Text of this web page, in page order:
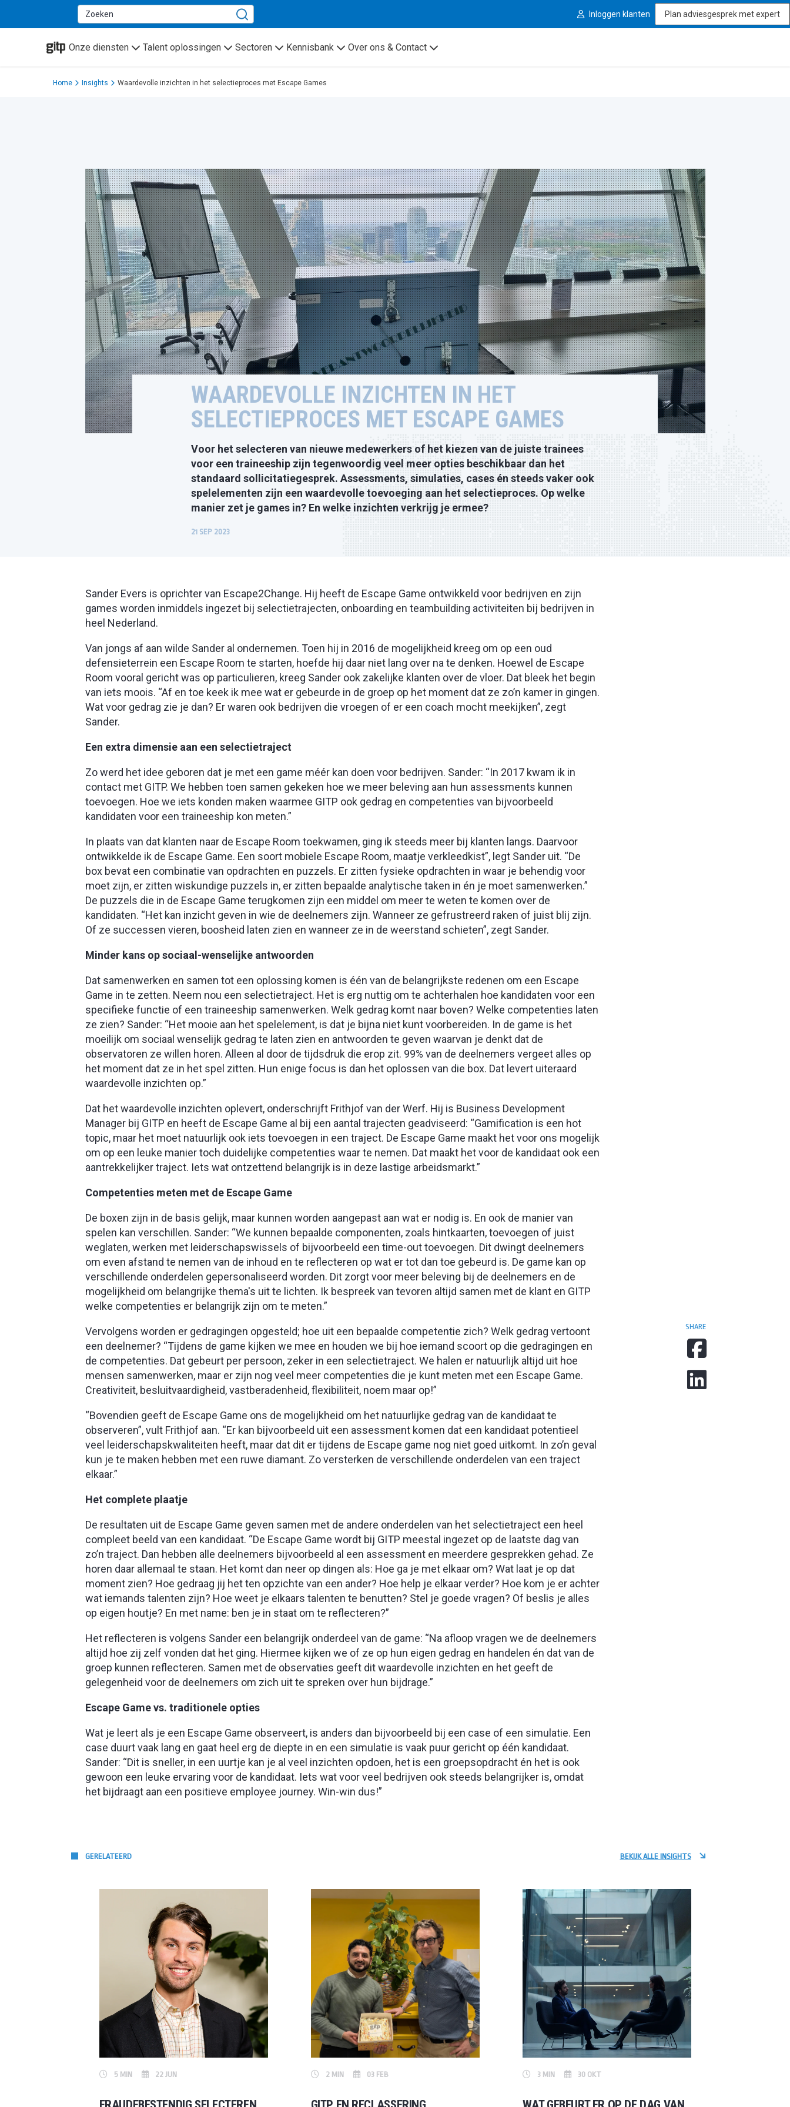
Inloggen klanten Plan adviesgesprek met expert
GITP Onze diensten Talent oplossingen Sectoren Kennisbank Over ons & Contact
Home Insights Waardevolle inzichten in het selectieproces met Escape Games
WAARDEVOLLE INZICHTEN IN HET
SELECTIEPROCES MET ESCAPE GAMES
Voor het selecteren van nieuwe medewerkers of het kiezen van de juiste trainees
voor een traineeship zijn tegenwoordig veel meer opties beschikbaar dan het
standaard sollicitatiegesprek. Assessments, simulaties, cases én steeds vaker ook
spelelementen zijn een waardevolle toevoeging aan het selectieproces. Op welke
manier zet je games in? En welke inzichten verkrijg je ermee?
21 SEP 2023
SHARE
Sander Evers is oprichter van Escape2Change. Hij heeft de Escape Game ontwikkeld voor bedrijven en zijn
games worden inmiddels ingezet bij selectietrajecten, onboarding en teambuilding activiteiten bij bedrijven in
heel Nederland.
Van jongs af aan wilde Sander al ondernemen. Toen hij in 2016 de mogelijkheid kreeg om op een oud
defensieterrein een Escape Room te starten, hoefde hij daar niet lang over na te denken. Hoewel de Escape
Room vooral gericht was op particulieren, kreeg Sander ook zakelijke klanten over de vloer. Dat bleek het begin
van iets moois. “Af en toe keek ik mee wat er gebeurde in de groep op het moment dat ze zo’n kamer in gingen.
Wat voor gedrag zie je dan? Er waren ook bedrijven die vroegen of er een coach mocht meekijken”, zegt
Sander.
Een extra dimensie aan een selectietraject
Zo werd het idee geboren dat je met een game méér kan doen voor bedrijven. Sander: “In 2017 kwam ik in
contact met GITP. We hebben toen samen gekeken hoe we meer beleving aan hun assessments kunnen
toevoegen. Hoe we iets konden maken waarmee GITP ook gedrag en competenties van bijvoorbeeld
kandidaten voor een traineeship kon meten.”
In plaats van dat klanten naar de Escape Room toekwamen, ging ik steeds meer bij klanten langs. Daarvoor
ontwikkelde ik de Escape Game. Een soort mobiele Escape Room, maatje verkleedkist”, legt Sander uit. “De
box bevat een combinatie van opdrachten en puzzels. Er zitten fysieke opdrachten in waar je behendig voor
moet zijn, er zitten wiskundige puzzels in, er zitten bepaalde analytische taken in én je moet samenwerken.”
De puzzels die in de Escape Game terugkomen zijn een middel om meer te weten te komen over de
kandidaten. “Het kan inzicht geven in wie de deelnemers zijn. Wanneer ze gefrustreerd raken of juist blij zijn.
Of ze successen vieren, boosheid laten zien en wanneer ze in de weerstand schieten”, zegt Sander.
Minder kans op sociaal-wenselijke antwoorden
Dat samenwerken en samen tot een oplossing komen is één van de belangrijkste redenen om een Escape
Game in te zetten. Neem nou een selectietraject. Het is erg nuttig om te achterhalen hoe kandidaten voor een
specifieke functie of een traineeship samenwerken. Welk gedrag komt naar boven? Welke competenties laten
ze zien? Sander: “Het mooie aan het spelelement, is dat je bijna niet kunt voorbereiden. In de game is het
moeilijk om sociaal wenselijk gedrag te laten zien en antwoorden te geven waarvan je denkt dat de
observatoren ze willen horen. Alleen al door de tijdsdruk die erop zit. 99% van de deelnemers vergeet alles op
het moment dat ze in het spel zitten. Hun enige focus is dan het oplossen van die box. Dat levert uiteraard
waardevolle inzichten op.”
Dat het waardevolle inzichten oplevert, onderschrijft Frithjof van der Werf. Hij is Business Development
Manager bij GITP en heeft de Escape Game al bij een aantal trajecten geadviseerd: “Gamification is een hot
topic, maar het moet natuurlijk ook iets toevoegen in een traject. De Escape Game maakt het voor ons mogelijk
om op een leuke manier toch duidelijke competenties waar te nemen. Dat maakt het voor de kandidaat ook een
aantrekkelijker traject. Iets wat ontzettend belangrijk is in deze lastige arbeidsmarkt.”
Competenties meten met de Escape Game
De boxen zijn in de basis gelijk, maar kunnen worden aangepast aan wat er nodig is. En ook de manier van
spelen kan verschillen. Sander: “We kunnen bepaalde componenten, zoals hintkaarten, toevoegen of juist
weglaten, werken met leiderschapswissels of bijvoorbeeld een time-out toevoegen. Dit dwingt deelnemers
om even afstand te nemen van de inhoud en te reflecteren op wat er tot dan toe gebeurd is. De game kan op
verschillende onderdelen gepersonaliseerd worden. Dit zorgt voor meer beleving bij de deelnemers en de
mogelijkheid om belangrijke thema's uit te lichten. Ik bespreek van tevoren altijd samen met de klant en GITP
welke competenties er belangrijk zijn om te meten.”
Vervolgens worden er gedragingen opgesteld; hoe uit een bepaalde competentie zich? Welk gedrag vertoont
een deelnemer? “Tijdens de game kijken we mee en houden we bij hoe iemand scoort op die gedragingen en
de competenties. Dat gebeurt per persoon, zeker in een selectietraject. We halen er natuurlijk altijd uit hoe
mensen samenwerken, maar er zijn nog veel meer competenties die je kunt meten met een Escape Game.
Creativiteit, besluitvaardigheid, vastberadenheid, flexibiliteit, noem maar op!”
“Bovendien geeft de Escape Game ons de mogelijkheid om het natuurlijke gedrag van de kandidaat te
observeren”, vult Frithjof aan. “Er kan bijvoorbeeld uit een assessment komen dat een kandidaat potentieel
veel leiderschapskwaliteiten heeft, maar dat dit er tijdens de Escape game nog niet goed uitkomt. In zo’n geval
kun je te maken hebben met een ruwe diamant. Zo versterken de verschillende onderdelen van een traject
elkaar.”
Het complete plaatje
De resultaten uit de Escape Game geven samen met de andere onderdelen van het selectietraject een heel
compleet beeld van een kandidaat. “De Escape Game wordt bij GITP meestal ingezet op de laatste dag van
zo’n traject. Dan hebben alle deelnemers bijvoorbeeld al een assessment en meerdere gesprekken gehad. Ze
horen daar allemaal te staan. Het komt dan neer op dingen als: Hoe ga je met elkaar om? Wat laat je op dat
moment zien? Hoe gedraag jij het ten opzichte van een ander? Hoe help je elkaar verder? Hoe kom je er achter
wat iemands talenten zijn? Hoe weet je elkaars talenten te benutten? Stel je goede vragen? Of beslis je alles
op eigen houtje? En met name: ben je in staat om te reflecteren?”
Het reflecteren is volgens Sander een belangrijk onderdeel van de game: “Na afloop vragen we de deelnemers
altijd hoe zij zelf vonden dat het ging. Hiermee kijken we of ze op hun eigen gedrag en handelen én dat van de
groep kunnen reflecteren. Samen met de observaties geeft dit waardevolle inzichten en het geeft de
gelegenheid voor de deelnemers om zich uit te spreken over hun bijdrage.”
Escape Game vs. traditionele opties
Wat je leert als je een Escape Game observeert, is anders dan bijvoorbeeld bij een case of een simulatie. Een
case duurt vaak lang en gaat heel erg de diepte in en een simulatie is vaak puur gericht op één kandidaat.
Sander: “Dit is sneller, in een uurtje kan je al veel inzichten opdoen, het is een groepsopdracht én het is ook
gewoon een leuke ervaring voor de kandidaat. Iets wat voor veel bedrijven ook steeds belangrijker is, omdat
het bijdraagt aan een positieve employee journey. Win-win dus!”
GERELATEERD BEKIJK ALLE INSIGHTS
5 MIN 22 JUN 2 MIN 03 FEB 3 MIN 30 OKT